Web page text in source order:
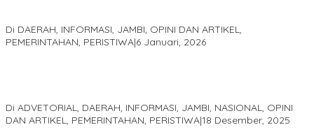
Di DAERAH, INFORMASI, JAMBI, OPINI DAN ARTIKEL,
PEMERINTAHAN, PERISTIWA|6 Januari, 2026
Di ADVETORIAL, DAERAH, INFORMASI, JAMBI, NASIONAL, OPINI
DAN ARTIKEL, PEMERINTAHAN, PERISTIWA|18 Desember, 2025